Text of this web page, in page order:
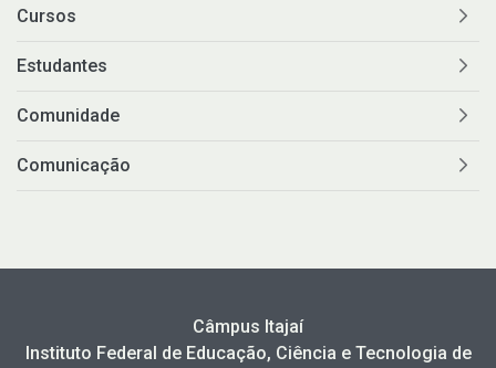
Cursos
Estudantes
Comunidade
Comunicação
Câmpus Itajaí
Instituto Federal de Educação, Ciência e Tecnologia de